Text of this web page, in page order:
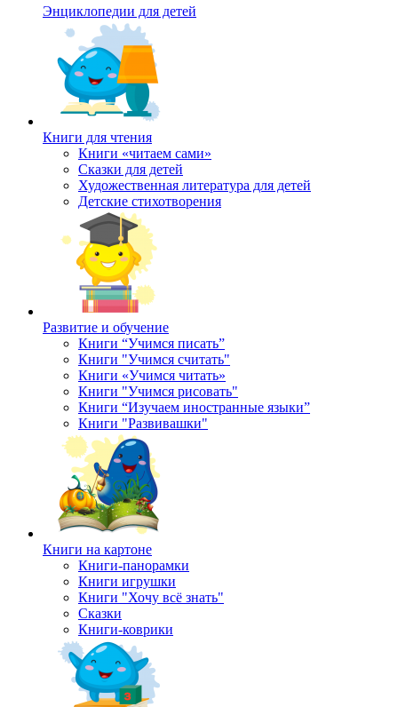
Энциклопедии для детей
Книги для чтения
Книги «читаем сами»
Сказки для детей
Художественная литература для детей
Детские стихотворения
Развитие и обучение
Книги “Учимся писать”
Книги "Учимся считать"
Книги «Учимся читать»
Книги "Учимся рисовать"
Книги “Изучаем иностранные языки”
Книги "Развивашки"
Книги на картоне
Книги-панорамки
Книги игрушки
Книги "Хочу всё знать"
Сказки
Книги-коврики